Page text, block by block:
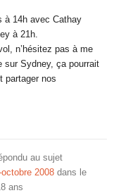
à 14h avec Cathay
à 21h.
n’hésitez pas à me
sur Sydney, ça pourrait
partager nos
au sujet
2008 dans le
ans